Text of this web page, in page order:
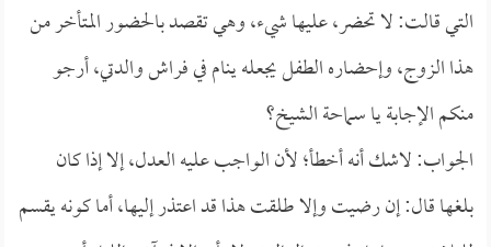
التي قالت: لا تحضر، عليها شيء، وهي تقصد بالحضور المتأخر من
هذا الزوج، وإحضاره الطفل يجعله ينام في فراش والدتي، أرجو
منكم الإجابة يا سماحة الشيخ؟
الجواب: لاشك أنه أخطأ؛ لأن الواجب عليه العدل، إلا إذا كان
بلغها قال: إن رضيت وإلا طلقت هذا قد اعتذر إليها، أما كونه يقسم